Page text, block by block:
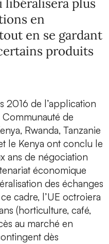
plus
en
en se gardant
produits
2016 de l’application
de
Rwanda, Tanzanie
le Kenya ont conclu le
ans de négociation
économique
des échanges
cadre, l’UE octroiera
(horticulture, café,
au marché en
dès